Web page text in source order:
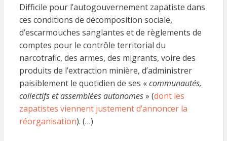
Difficile pour l’autogouvernement zapatiste dans
ces conditions de décomposition sociale,
d’escarmouches sanglantes et de règlements de
comptes pour le contrôle territorial du
narcotrafic, des armes, des migrants, voire des
produits de l’extraction minière, d’administrer
paisiblement le quotidien de ses «communautés,
collectifs et assemblées autonomes» (dont les
zapatistes viennent justement d’annoncer la
réorganisation). (…)